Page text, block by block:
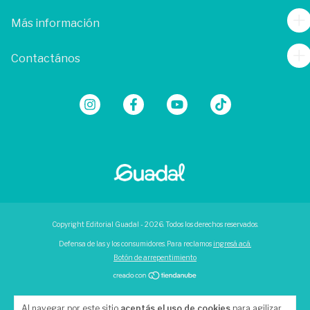
Más información
Contactános
Copyright Editorial Guadal - 2026. Todos los derechos reservados.
Defensa de las y los consumidores. Para reclamos ingresá acá.
Botón de arrepentimiento